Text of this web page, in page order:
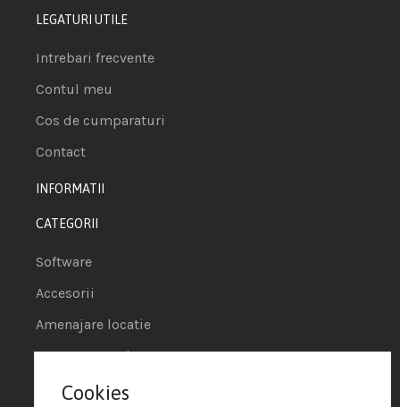
LEGATURI UTILE
Intrebari frecvente
Contul meu
Cos de cumparaturi
Contact
INFORMATII
CATEGORII
Software
Accesorii
Amenajare locatie
POS - Puncte de vanzare
Termeni si conditii
Cookies